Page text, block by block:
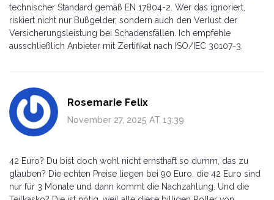
technischer Standard gemäß EN 17804-2. Wer das ignoriert,
riskiert nicht nur Bußgelder, sondern auch den Verlust der
Versicherungsleistung bei Schadensfällen. Ich empfehle
ausschließlich Anbieter mit Zertifikat nach ISO/IEC 30107-3.
Rosemarie Felix
November 27, 2025 AT 13:39
42 Euro? Du bist doch wohl nicht ernsthaft so dumm, das zu
glauben? Die echten Preise liegen bei 90 Euro, die 42 Euro sind
nur für 3 Monate und dann kommt die Nachzahlung. Und die